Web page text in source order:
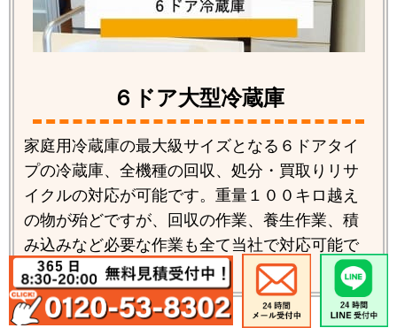
６ドア大型冷蔵庫
家庭用冷蔵庫の最大級サイズとなる６ドアタイ
プの冷蔵庫、全機種の回収、処分・買取りリサ
イクルの対応が可能です。重量１００キロ越え
の物が殆どですが、回収の作業、養生作業、積
み込みなど必要な作業も全て当社で対応可能で
す。